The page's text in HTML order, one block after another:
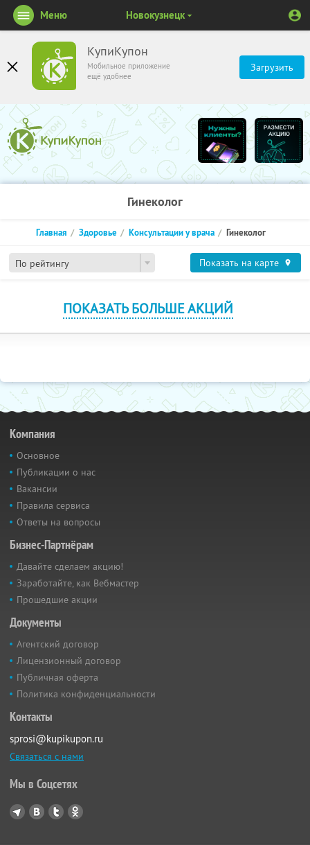
КупиКупон
Мобильное приложение
ещё удобнее
Загрузить
Меню Новокузнецк
Гинеколог
По рейтингу
Главная Здоровье Консультации у врача Гинеколог
Показать на карте
ПОКАЗАТЬ БОЛЬШЕ АКЦИЙ
Компания
Основное
Публикации о нас
Вакансии
Правила сервиса
Ответы на вопросы
Бизнес-Партнёрам
Давайте сделаем акцию!
Заработайте, как Вебмастер
Прошедшие акции
Документы
Агентский договор
Лицензионный договор
Публичная оферта
Политика конфиденциальности
Контакты
sprosi@kupikupon.ru
Связаться с нами
Мы в Соцсетях